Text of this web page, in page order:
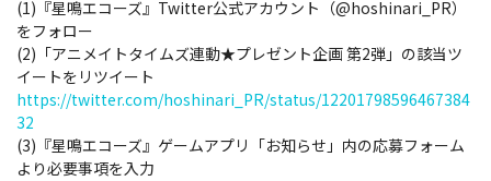
(1)『星鳴エコーズ』Twitter公式アカウント（@hoshinari_PR）
をフォロー
(2)「アニメイトタイムズ連動★プレゼント企画 第2弾」の該当ツ
イートをリツイート
https://twitter.com/hoshinari_PR/status/12201798596467384
32
(3)『星鳴エコーズ』ゲームアプリ「お知らせ」内の応募フォーム
より必要事項を入力